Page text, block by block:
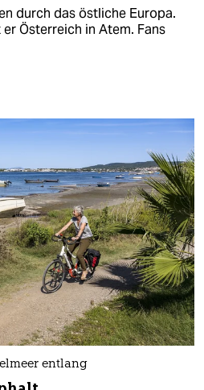
durch das östliche Europa.
Österreich in Atem. Fans
entlang